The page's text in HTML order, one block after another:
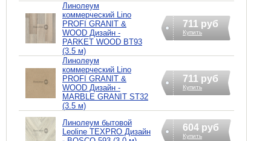
Линолеум
коммерческий Lino
PROFI GRANIT &
WOOD Дизайн -
PARKET WOOD BT93
(3.5 м)
711 руб
Купить
Линолеум
коммерческий Lino
PROFI GRANIT &
WOOD Дизайн -
MARBLE GRANIT ST32
(3.5 м)
711 руб
Купить
Линолеум бытовой
Leoline TEXPRO Дизайн
604 руб
Купить